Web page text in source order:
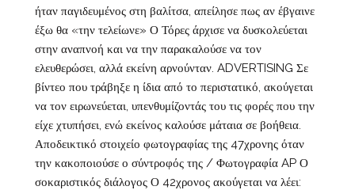
ήταν παγιδευμένος στη βαλίτσα, απείλησε πως αν έβγαινε
έξω θα «την τελείωνε» Ο Τόρες άρχισε να δυσκολεύεται
στην αναπνοή και να την παρακαλούσε να τον
ελευθερώσει, αλλά εκείνη αρνούνταν. ADVERTISING Σε
βίντεο που τράβηξε η ίδια από το περιστατικό, ακούγεται
να τον ειρωνεύεται, υπενθυμίζοντάς του τις φορές που την
είχε χτυπήσει, ενώ εκείνος καλούσε μάταια σε βοήθεια.
Αποδεικτικό στοιχείο φωτογραφίας της 47χρονης όταν
την κακοποιούσε ο σύντροφός της / Φωτογραφία AP Ο
σοκαριστικός διάλογος Ο 42χρονος ακούγεται να λέει: